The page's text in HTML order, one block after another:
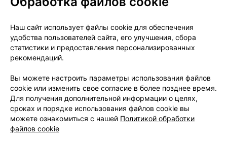
Этоксисклерола.
При склерозировании геморроидальных узлов во
время и после инъекции в месте введения могут
наблюдаться побочные реакции в виде жжения,
мужчин при введении Этоксисклерола в узел,
расположенный на И часах (область
предстательной железы). Эти боли, как правило,
кратковременны и в редких случаях сохраняются в
течение 2-3 дней.
Наш сайт использует файлы cookie для обеспечения
удобства пользователей сайта, его улучшения, сбора
статистики и предоставления персонализированных
рекомендаций.
Вы можете настроить параметры использования файлов
cookie или изменить свое согласие в более позднее время.
Для получения дополнительной информации о целях,
сроках и порядке использования файлов cookie вы
можете ознакомиться с нашей Политикой обработки
файлов cookie